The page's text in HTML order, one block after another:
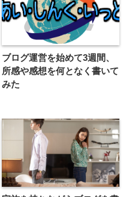
ブログ運営を始めて3週間、
所感や感想を何となく書いて
みた